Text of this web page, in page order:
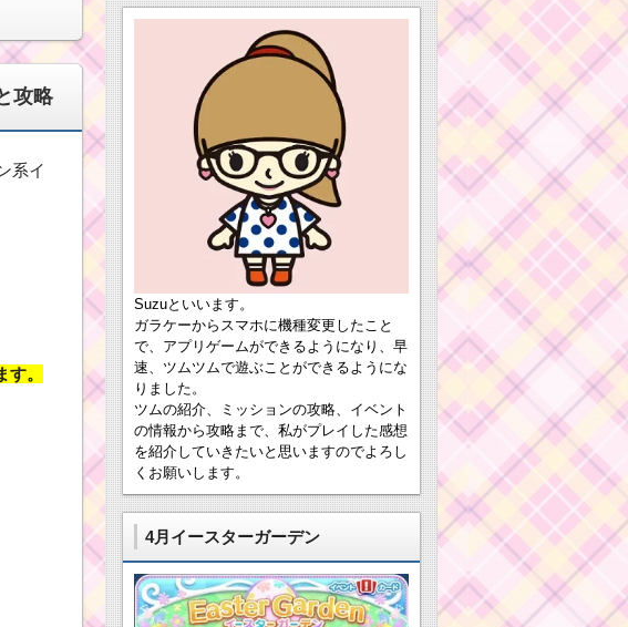
攻略
系イ
。
Suzuといいます。
ガラケーからスマホに機種変更したこと
で、アプリゲームができるようになり、早
速、ツムツムで遊ぶことができるようにな
りました。
ツムの紹介、ミッションの攻略、イベント
の情報から攻略まで、私がプレイした感想
を紹介していきたいと思いますのでよろし
くお願いします。
4月イースターガーデン